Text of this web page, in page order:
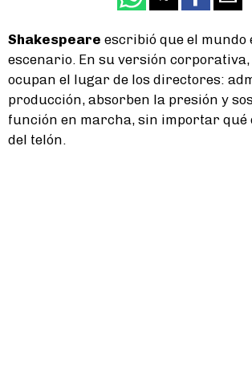
Shakespeare escribió que el mundo
escenario. En su versión
ocupan el lugar de los directores:
producción, absorben la presión y
función en marcha, sin importar
del telón.